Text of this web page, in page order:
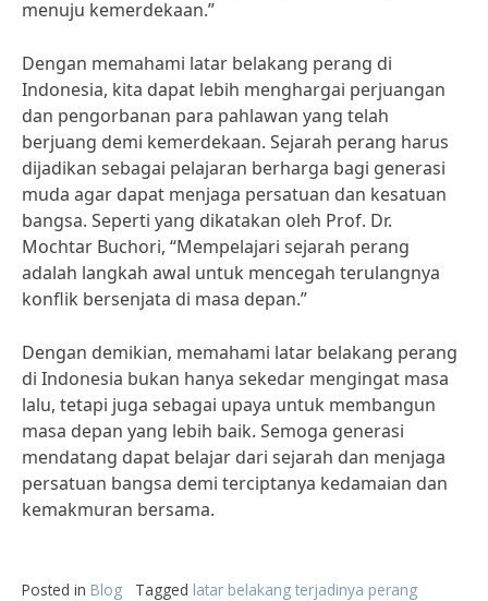
menuju kemerdekaan.”
Dengan memahami latar belakang perang di
Indonesia, kita dapat lebih menghargai perjuangan
dan pengorbanan para pahlawan yang telah
berjuang demi kemerdekaan. Sejarah perang harus
dijadikan sebagai pelajaran berharga bagi generasi
muda agar dapat menjaga persatuan dan kesatuan
bangsa. Seperti yang dikatakan oleh Prof. Dr.
Mochtar Buchori, “Mempelajari sejarah perang
adalah langkah awal untuk mencegah terulangnya
konflik bersenjata di masa depan.”
Dengan demikian, memahami latar belakang perang
di Indonesia bukan hanya sekedar mengingat masa
lalu, tetapi juga sebagai upaya untuk membangun
masa depan yang lebih baik. Semoga generasi
mendatang dapat belajar dari sejarah dan menjaga
persatuan bangsa demi terciptanya kedamaian dan
kemakmuran bersama.
Posted in Blog Tagged latar belakang terjadinya perang